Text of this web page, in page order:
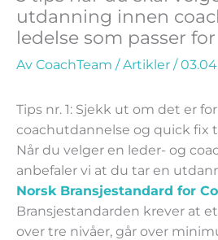
utdanning innen
ledelse som passer
Av CoachTeam /Artikler /
Tips nr. 1: Sjekk ut om det er
coachutdannelse og quick fix
Når du velger en leder- og
anbefaler vi at du tar en
Norsk Bransjestandard for
Bransjestandarden krever at
over tre nivåer, går over